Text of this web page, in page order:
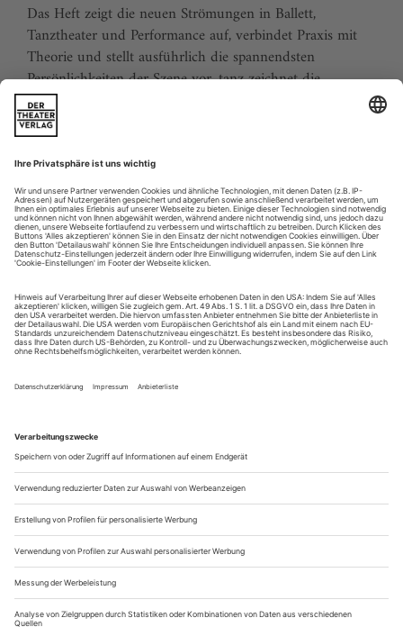
Das Heft zeigt die neuen Strömungen in Ballett,
Tanztheater und Performance auf, verbindet Praxis mit
Theorie und stellt ausführlich die spannendsten
Persönlichkeiten der Szene vor. tanz zeichnet die
Traditionen der Tanzgeschichte nach und stellt
zukunftsweisende Ideen vor. Der Kalender ermöglicht
Tanzliebhabern ihre Reiseplanung in Europa. Eine
aktuelle Liste von Auditions und Workshops sowie der
Schulindex sind unverzichtbar für Profis und das
tanzbegeisterte Publikum.
tanz erscheint zwölf mal im Jahr incl. Doppelheft und
Jahrbuch. Sie erhalten Zugang zum Online-Archiv von
tanz und können sowohl das aktuelle ePaper als auch das
ePaper-Archiv über Ihren Account auf www.der-
theaterverlag.de einsehen. Das Abonnement hat eine
Laufzeit von einem Monat und verlängert sich jeweils um
einen weiteren Monat, sofern es nicht vom Kunden auf
der Seite „Mein Konto/Meine Bestellungen“ auf
des erworbenen Bezugszeitraumes automatisch in Kraft.
Aus steuerlichen Gründen abweichende Preise für Käufe
außerhalb Deutschlands (Endpreis vor Auslösen der Bestellung
ersichtlich)
9,99 €